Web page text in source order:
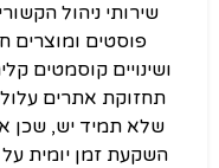
שירותי ניהול
פוסטים ומוצרים
ושינויים קוסמטים
תחזוקת אתרים
שלא תמיד יש, שכן
השקעת זמן יומית